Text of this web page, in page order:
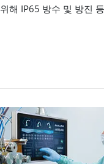
위해 IP65 방수 및 방진